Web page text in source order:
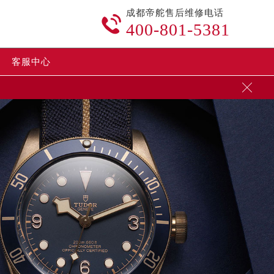

成都帝舵售后维修电话
400-801-5381
客服中心

加拨“+86”）